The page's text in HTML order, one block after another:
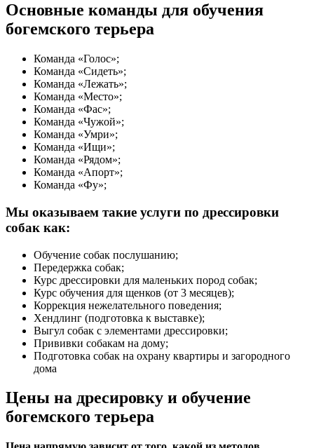
Основные команды для обучения
богемского терьера
Команда «Голос»;
Команда «Сидеть»;
Команда «Лежать»;
Команда «Место»;
Команда «Фас»;
Команда «Чужой»;
Команда «Умри»;
Команда «Ищи»;
Команда «Рядом»;
Команда «Апорт»;
Команда «Фу»;
Мы оказываем такие услуги по дрессировки
собак как:
Обучение собак послушанию;
Передержка собак;
Курс дрессировки для маленьких пород собак;
Курс обучения для щенков (от 3 месяцев);
Коррекция нежелательного поведения;
Хендлинг (подготовка к выставке);
Выгул собак с элементами дрессировки;
Прививки собакам на дому;
Подготовка собак на охрану квартиры и загородного
дома
Цены на дресировку и обучение
богемского терьера